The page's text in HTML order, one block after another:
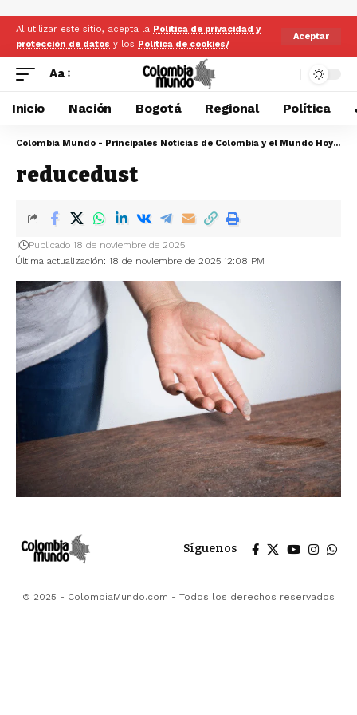
Al utilizar este sitio, acepta la Politica de privacidad y
protección de datos y los Politica de cookies/
Aceptar
Aa
Inicio Nación Bogotá Regional Política
Colombia Mundo - Principales Noticias de Colombia y el Mundo Hoy
>
reducedust
Última actualización: 18 de noviembre de 2025 12:08 PM
Publicado 18 de noviembre de 2025
Síguenos
© 2025 - ColombiaMundo.com - Todos los derechos reservados